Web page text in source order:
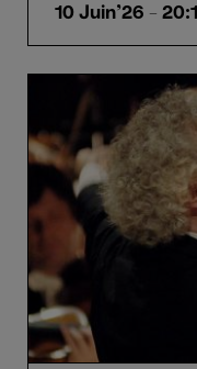
10 Juin'26 -
Age
of
Enlightenment
&
Sir
Rattle